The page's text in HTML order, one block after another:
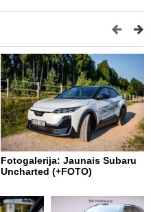
Fotogalerija: Jaunais Subaru
Uncharted (+FOTO)